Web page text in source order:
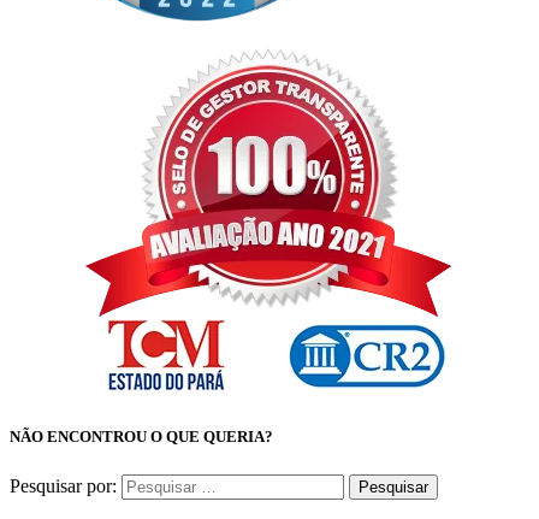
NÃO ENCONTROU O QUE QUERIA?
Pesquisar por: